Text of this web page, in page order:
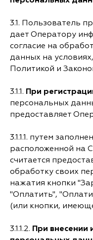
3.1. Пользователь
дает Оператору
согласие на
данных на
Политикой и
3.1.1. При
персональных
предоставляет
3.1.1.1. путем
расположенной на
считается
обработку своих
нажатия кнопки
"Оплатить",
(или кнопки,
3.1.1.2. При внесении